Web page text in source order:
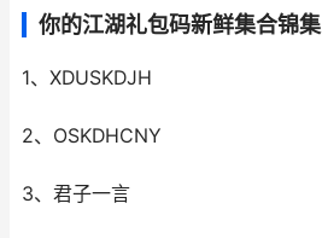
你的江湖礼包码新鲜集合锦集
1、XDUSKDJH
2、OSKDHCNY
3、君子一言